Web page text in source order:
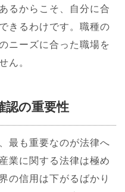
るからこそ、自分に合
きるわけです。職種の
ニーズに合った職場を
ん。
認の重要性
最も重要なのが法律へ
業に関する法律は極め
の信用は下がるばかり